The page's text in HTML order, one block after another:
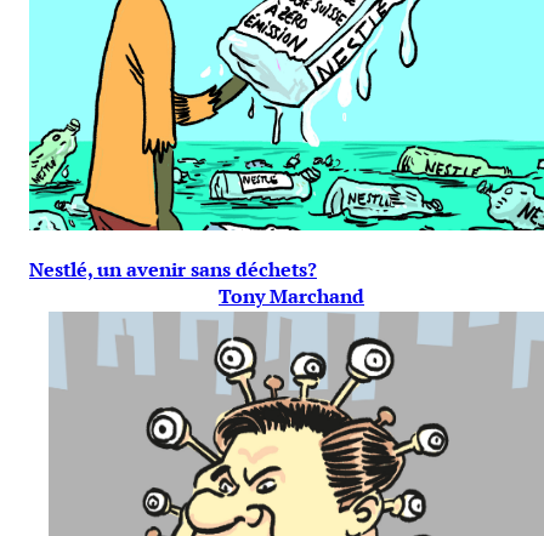
Nestlé, un avenir sans déchets?
Tony Marchand